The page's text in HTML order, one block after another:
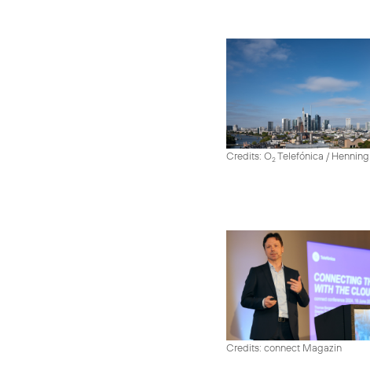
Credits: O2Telefónica /
Credits: connect Magazin